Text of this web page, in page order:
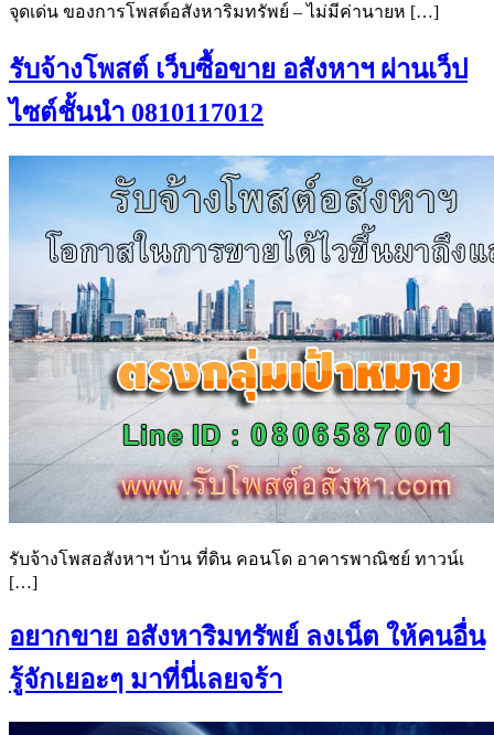
จุดเด่น ของการโพสต์อสังหาริมทรัพย์ – ไม่มีค่านายห […]
รับจ้างโพสต์ เว็บซื้อขาย อสังหาฯ ผ่านเว็ป
ไซต์ชั้นนำ 0810117012
รับจ้างโพสอสังหาฯ บ้าน ที่ดิน คอนโด อาคารพาณิชย์ ทาวน์เ
[…]
อยากขาย อสังหาริมทรัพย์ ลงเน็ต ให้คนอื่น
รู้จักเยอะๆ มาที่นี่เลยจร้า